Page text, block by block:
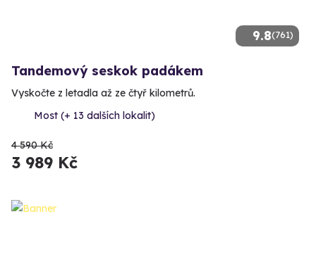
9.8(761)
Tandemový seskok padákem
Vyskočte z letadla až ze čtyř kilometrů.
Most (+ 13 dalších lokalit)
4 590 Kč
3 989 Kč